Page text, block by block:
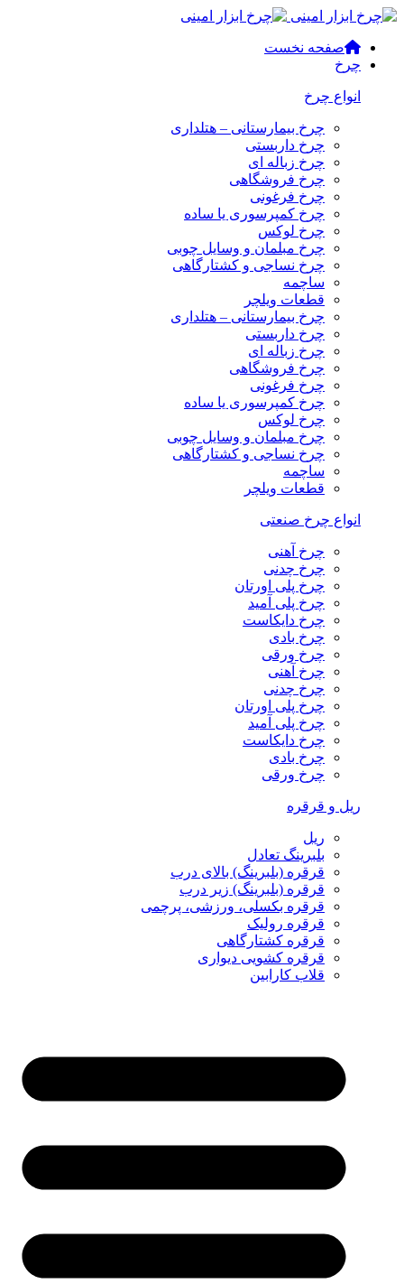
صفحه نخست
چرخ
انواع چرخ
چرخ بیمارستانی – هتلداری
چرخ داربستی
چرخ زباله ای
چرخ فروشگاهی
چرخ فرغونی
چرخ کمپرسوری یا ساده
چرخ لوکس
چرخ مبلمان و وسایل چوبی
چرخ نساجی و کشتارگاهی
ساچمه
قطعات ویلچر
چرخ بیمارستانی – هتلداری
چرخ داربستی
چرخ زباله ای
چرخ فروشگاهی
چرخ فرغونی
چرخ کمپرسوری یا ساده
چرخ لوکس
چرخ مبلمان و وسایل چوبی
چرخ نساجی و کشتارگاهی
ساچمه
قطعات ویلچر
انواع چرخ صنعتی
چرخ آهنی
چرخ چدنی
چرخ پلی اورتان
چرخ پلی آمید
چرخ دایکاست
چرخ بادی
چرخ ورقی
چرخ آهنی
چرخ چدنی
چرخ پلی اورتان
چرخ پلی آمید
چرخ دایکاست
چرخ بادی
چرخ ورقی
ریل و قرقره
ریل
بلبرینگ تعادل
قرقره (بلبرینگ) بالای درب
قرقره (بلبرینگ) زیر درب
قرقره بکسلی، ورزشی، پرچمی
قرقره رولیک
قرقره کشتارگاهی
قرقره کشویی دیواری
قلاب کارابین